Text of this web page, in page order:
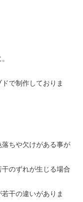
で制作しておりま
落ちや欠けがある事が
のずれが生じる場合
干の違いがありま